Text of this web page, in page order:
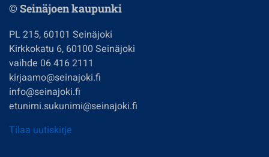
© Seinäjoen kaupunki
PL 215, 60101 Seinäjoki
Kirkkokatu 6, 60100 Seinäjoki
vaihde 06 416 2111
kirjaamo@seinajoki.fi
info@seinajoki.fi
etunimi.sukunimi@seinajoki.fi
Tilaa uutiskirje